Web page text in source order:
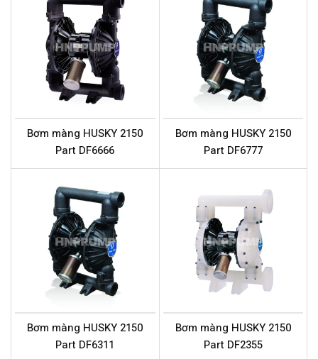
Bơm màng HUSKY 2150
Part DF6666
Bơm màng HUSKY 2150
Part DF6777
Bơm màng HUSKY 2150
Part DF6311
Bơm màng HUSKY 2150
Part DF2355